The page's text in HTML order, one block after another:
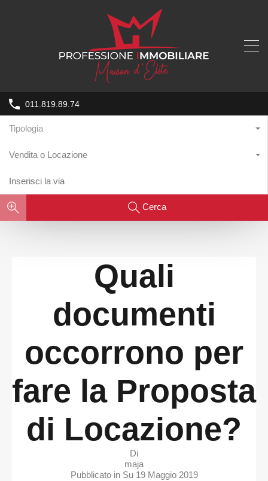
011.819.89.74
Tipologia
Vendita o Locazione
Cerca
Quali
documenti
occorrono per
fare la Proposta
di Locazione?
Di
maja
Pubblicato in Su 19 Maggio 2019